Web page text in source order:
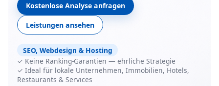
Kostenlose Analyse anfragen
Leistungen ansehen
SEO, Webdesign & Hosting
✓ Keine Ranking-Garantien — ehrliche Strategie
✓ Ideal für lokale Unternehmen, Immobilien, Hotels,
Restaurants & Services